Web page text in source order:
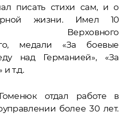
писать стихи сам, и о
жизни. Имел 10
Верховного
медали «За боевые
над Германией», «За
и т.д.
отдал работе в
более 30 лет.